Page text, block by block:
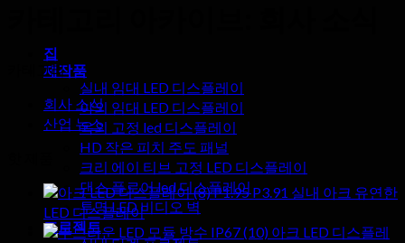
집
제작품
실내 임대 LED 디스플레이
야외 임대 LED 디스플레이
옥외 고정 led 디스플레이
HD 작은 피치 주도 패널
크리 에이 티브 고정 LED 디스플레이
댄스 플로어 led 디스플레이
투명 LED 비디오 벽
프로젝트
카테고리
회사 소식
산업 뉴스
P1.95 P3.91 실내 아크 유연한
LED 디스플레이
아크 LED 디스플레